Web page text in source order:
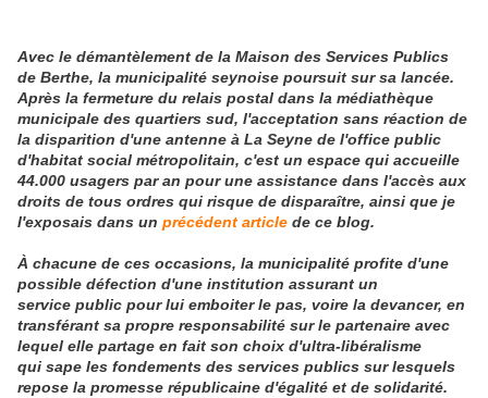
Avec le démantèlement de la Maison des Services Publics
de Berthe, la municipalité seynoise poursuit sur sa lancée.
Après la fermeture du relais postal dans la médiathèque
municipale des quartiers sud, l'acceptation sans réaction de
la disparition d'une antenne à La Seyne de l'office public
d'habitat social métropolitain, c'est un espace qui accueille
44.000 usagers par an pour une assistance dans l'accès aux
droits de tous ordres qui risque de disparaître, ainsi que je
l'exposais dans un précédent article de ce blog.
À chacune de ces occasions, la municipalité profite d'une
possible défection d'une institution assurant un
service public pour lui emboiter le pas, voire la devancer, en
transférant sa propre responsabilité sur le partenaire avec
lequel elle partage en fait son choix d'ultra-libéralisme
qui sape les fondements des services publics sur lesquels
repose la promesse républicaine d'égalité et de solidarité.